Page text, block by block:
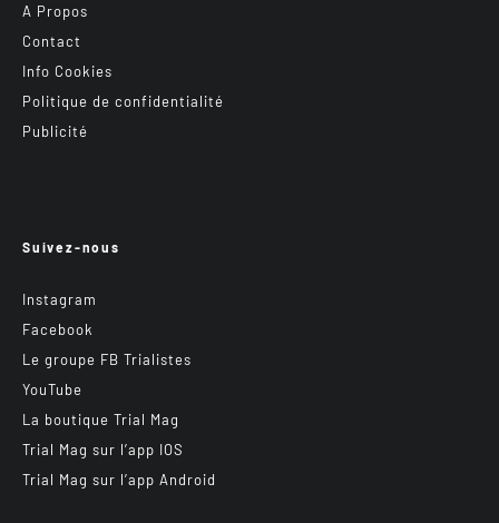
A Propos
Contact
Info Cookies
Politique de confidentialité
Publicité
Suivez-nous
Instagram
Facebook
Le groupe FB Trialistes
YouTube
La boutique Trial Mag
Trial Mag sur l’app IOS
Trial Mag sur l’app Android